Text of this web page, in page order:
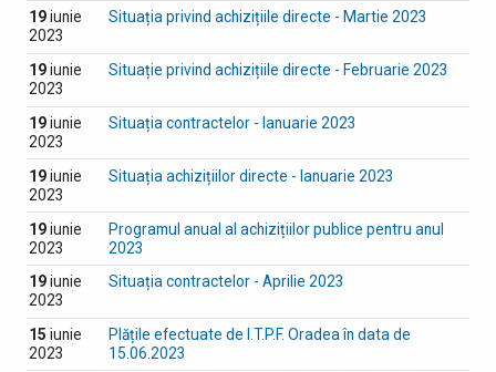
19iunie
2023
Situația privind achizițiile directe - Martie 2023
19iunie
2023
Situație privind achizițiile directe - Februarie 2023
19iunie
2023
Situația contractelor - Ianuarie 2023
19iunie
2023
Situația achizițiilor directe - Ianuarie 2023
19iunie
2023
Programul anual al achizițiilor publice pentru anul
2023
19iunie
2023
Situația contractelor - Aprilie 2023
15 iunie
2023
Plățile efectuate de I.T.P.F. Oradea în data de
15.06.2023